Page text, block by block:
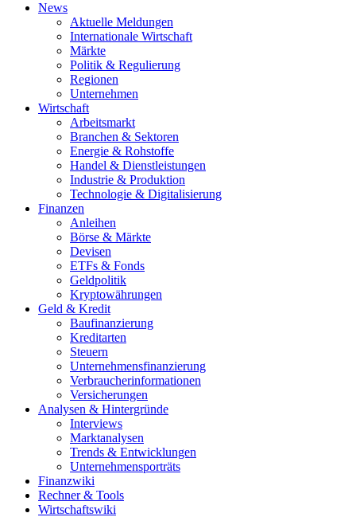
News
Aktuelle Meldungen
Internationale Wirtschaft
Märkte
Politik & Regulierung
Regionen
Unternehmen
Wirtschaft
Arbeitsmarkt
Branchen & Sektoren
Energie & Rohstoffe
Handel & Dienstleistungen
Industrie & Produktion
Technologie & Digitalisierung
Finanzen
Anleihen
Börse & Märkte
Devisen
ETFs & Fonds
Geldpolitik
Kryptowährungen
Geld & Kredit
Baufinanzierung
Kreditarten
Steuern
Unternehmensfinanzierung
Verbraucherinformationen
Versicherungen
Analysen & Hintergründe
Interviews
Marktanalysen
Trends & Entwicklungen
Unternehmensporträts
Finanzwiki
Rechner & Tools
Wirtschaftswiki